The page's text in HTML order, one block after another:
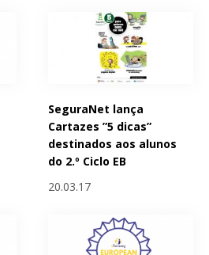
SeguraNet lança
Cartazes ”5 dicas”
destinados aos alunos
do 2.º Ciclo EB
20.03.17